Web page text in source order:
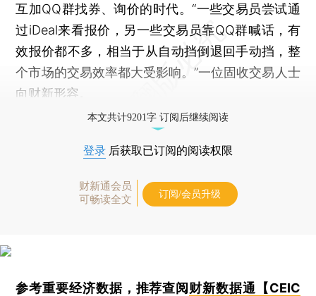
互加QQ群找券、询价的时代。“一些交易员尝试通
过iDeal来看报价，另一些交易员靠QQ群喊话，有
效报价都不多，相当于从自动挡倒退回手动挡，整
个市场的交易效率都大受影响。”一位固收交易人士
向财新形容。
本文共计9201字 订阅后继续阅读
登录 后获取已订阅的阅读权限
财新通会员
可畅读全文
订阅/会员升级
参考重要经济数据，推荐查阅财新数据通【CEIC